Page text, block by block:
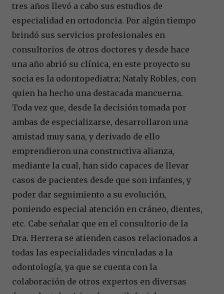
tres años llevó a cabo sus estudios de
especialidad en ortodoncia. Por algún tiempo
brindó sus servicios profesionales en
consultorios de otros doctores y desde hace
una año abrió su clínica, en este proyecto su
socia es la odontopediatra; Nataly Robles, con
quien ha hecho una destacada mancuerna.
Toda vez que, desde la decisión tomada por
ambas de especializarse, desarrollaron una
amistad muy sana, y derivado de ello
emprendieron una constructiva alianza,
mediante la cual, han sido capaces de llevar
casos de pacientes desde que son infantes, y
poder dar seguimiento a su evolución,
poniendo especial atención en cráneo, dientes,
etc. Cabe señalar que en el consultorio de la
Dra. Herrera se atienden casos relacionados a
todas las especialidades vinculadas a la
odontología, ya que se cuenta con la
colaboración de otros expertos en diversas